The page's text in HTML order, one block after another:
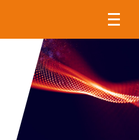
会社インティメート・マー